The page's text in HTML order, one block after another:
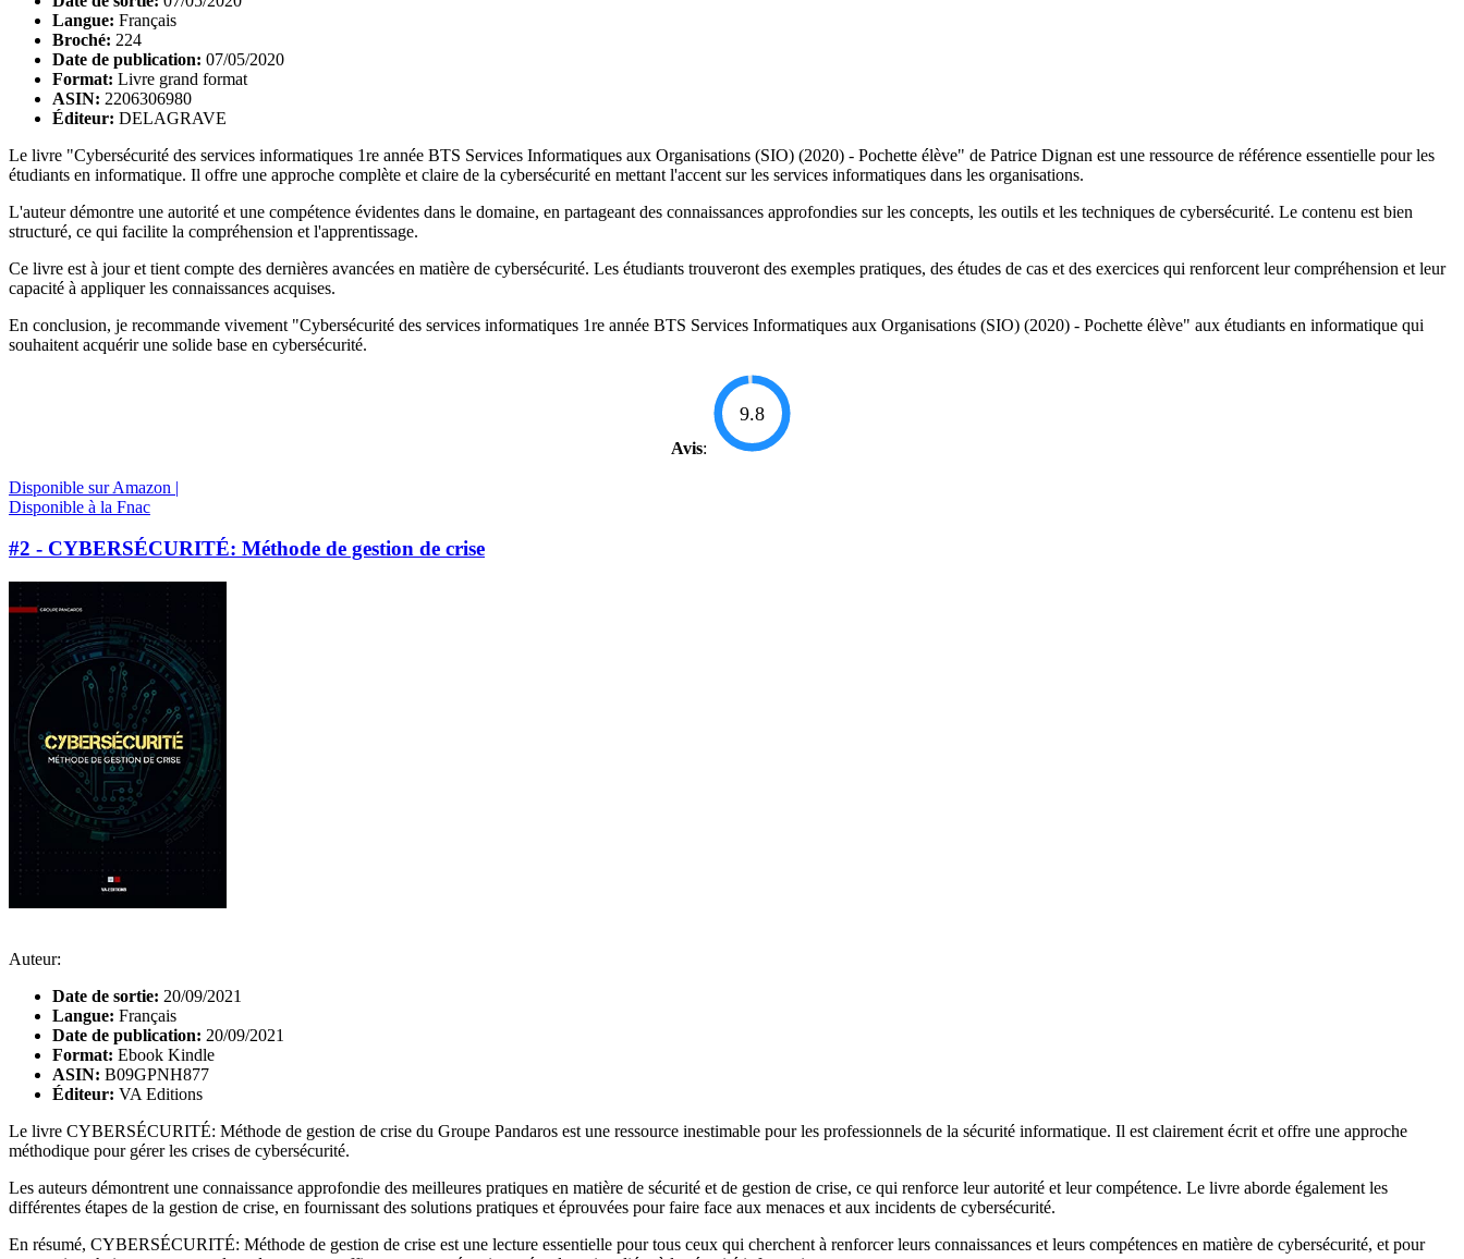
Langue: Français
Broché: 224
Date de publication: 07/05/2020
Format: Livre grand format
ASIN: 2206306980
Éditeur: DELAGRAVE
Le livre "Cybersécurité des services informatiques 1re année BTS Services Informatiques aux Organisations (SIO) (2020) - Pochette élève" de Patrice Dignan est une ressource de référence essentielle pour les
étudiants en informatique. Il offre une approche complète et claire de la cybersécurité en mettant l'accent sur les services informatiques dans les organisations.
L'auteur démontre une autorité et une compétence évidentes dans le domaine, en partageant des connaissances approfondies sur les concepts, les outils et les techniques de cybersécurité. Le contenu est bien
structuré, ce qui facilite la compréhension et l'apprentissage.
Ce livre est à jour et tient compte des dernières avancées en matière de cybersécurité. Les étudiants trouveront des exemples pratiques, des études de cas et des exercices qui renforcent leur compréhension et leur
capacité à appliquer les connaissances acquises.
En conclusion, je recommande vivement "Cybersécurité des services informatiques 1re année BTS Services Informatiques aux Organisations (SIO) (2020) - Pochette élève" aux étudiants en informatique qui
souhaitent acquérir une solide base en cybersécurité.
Avis:
9.8
Disponible sur Amazon |
Disponible à la Fnac
#2 - CYBERSÉCURITÉ: Méthode de gestion de crise
Auteur:
Date de sortie: 20/09/2021
Langue: Français
Date de publication: 20/09/2021
Format: Ebook Kindle
ASIN: B09GPNH877
Éditeur: VA Editions
Le livre CYBERSÉCURITÉ: Méthode de gestion de crise du Groupe Pandaros est une ressource inestimable pour les professionnels de la sécurité informatique. Il est clairement écrit et offre une approche
méthodique pour gérer les crises de cybersécurité.
Les auteurs démontrent une connaissance approfondie des meilleures pratiques en matière de sécurité et de gestion de crise, ce qui renforce leur autorité et leur compétence. Le livre aborde également les
différentes étapes de la gestion de crise, en fournissant des solutions pratiques et éprouvées pour faire face aux menaces et aux incidents de cybersécurité.
En résumé, CYBERSÉCURITÉ: Méthode de gestion de crise est une lecture essentielle pour tous ceux qui cherchent à renforcer leurs connaissances et leurs compétences en matière de cybersécurité, et pour